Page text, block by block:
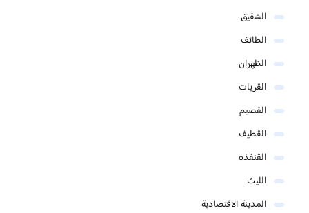
الشقيق
الطائف
الظهران
القريات
القصيم
القطيف
القنفذه
الليث
المدينة الاقتصادية